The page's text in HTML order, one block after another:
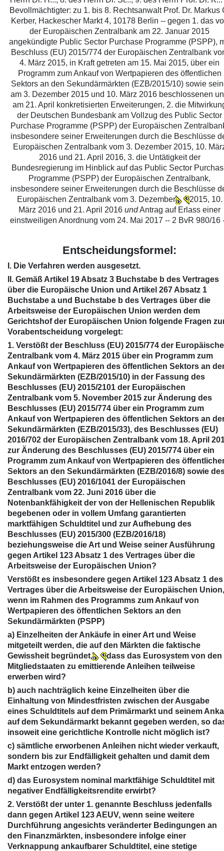
Bevollmächtigter: zu 1. bis 8. Rechtsanwalt Prof. Dr. Markus
Kerber, Hackescher Markt 4, 10178 Berlin -- gegen 1. das
der Europäischen Zentralbank am 22. Januar 2015
angekündigte Public Sector Purchase Programme (PSPP),
Beschluss (EU) 2015/774 der Europäischen Zentralbank
4. März 2015, in Kraft getreten am 15. Mai 2015, über ein
Programm zum Ankauf von Wertpapieren des öffentlichen
Sektors an den Sekundärmärkten (EZB/2015/10) sowie
am 3. Dezember 2015 und 10. März 2016 beschlossenen
am 21. April konkretisierten Erweiterungen, 2. die
der Deutschen Bundesbank am Vollzug des Public Sector
Purchase Programme (PSPP) der Europäischen
insbesondere seiner Erweiterungen durch die Beschlüsse
Europäischen Zentralbank vom 3. Dezember 2015, 10.
2016 und 21. April 2016, 3. die Untätigkeit der
Bundesregierung im Hinblick auf das Public Sector
Programme (PSPP) der Europäischen Zentralbank,
insbesondere seiner Erweiterungen durch die Beschlüsse
Europäischen Zentralbank vom 3. Dezember
2015, 10.
März 2016 und 21. April 2016 undAntrag auf Erlass einer
einstweiligen Anordnung vom 24. Mai 2017 -- 2 BvR 980/16
Entscheidungsformel:
I. Die Verfahren werden ausgesetzt.
II. Gemäß Artikel 19 Absatz 3 Buchstabe b des Vertrages
über die Europäische Union und Artikel 267 Absatz 1
Buchstabe a und Buchstabe b des Vertrages über die
Arbeitsweise der Europäischen Union werden dem
Gerichtshof der Europäischen Union folgende Fragen
Vorabentscheidung vorgelegt:
1. Verstößt der Beschluss (EU) 2015/774 der
Zentralbank vom 4. März 2015 über ein Programm zum
Ankauf von Wertpapieren des öffentlichen Sektors an
Sekundärmärkten (EZB/2015/10) in der Fassung des
Beschlusses (EU) 2015/2101 der Europäischen
Zentralbank vom 5. November 2015 zur Änderung des
Beschlusses (EU) 2015/774 über ein Programm zum
Ankauf von Wertpapieren des öffentlichen Sektors an
Sekundärmärkten (EZB/2015/33), des Beschlusses (EU)
2016/702 der Europäischen Zentralbank vom 18. April
zur Änderung des Beschlusses (EU) 2015/774 über ein
Programm zum Ankauf von Wertpapieren des
Sektors an den Sekundärmärkten (EZB/2016/8) sowie
Beschlusses (EU) 2016/1041 der Europäischen
Zentralbank vom 22. Juni 2016 über die
Notenbankfähigkeit der von der Hellenischen Republik
begebenen oder in vollem Umfang garantierten
marktfähigen Schuldtitel und zur Aufhebung des
Beschlusses (EU) 2015/300 (EZB/2016/18)
beziehungsweise die Art und Weise seiner Ausführung
gegen Artikel 123 Absatz 1 des Vertrages über die
Arbeitsweise der Europäischen Union?
Verstößt es insbesondere gegen Artikel 123 Absatz 1 des
Vertrages über die Arbeitsweise der Europäischen Union,
wenn im Rahmen des Programms zum Ankauf von
Wertpapieren des öffentlichen Sektors an den
Sekundärmärkten (PSPP)
a) Einzelheiten der Ankäufe in einer Art und Weise
mitgeteilt werden, die auf den Märkten die faktische
Gewissheit begründet,
dass das Eurosystem von den
Mitgliedstaaten zu emittierende Anleihen teilweise
erwerben wird?
b) auch nachträglich keine Einzelheiten über die
Einhaltung von Mindestfristen zwischen der Ausgabe
eines Schuldtitels auf dem Primärmarkt und seinem
auf dem Sekundärmarkt bekannt gegeben werden, so
insoweit eine gerichtliche Kontrolle nicht möglich ist?
c) sämtliche erworbenen Anleihen nicht wieder verkauft,
sondern bis zur Endfälligkeit gehalten und damit dem
Markt entzogen werden?
d) das Eurosystem nominal marktfähige Schuldtitel mit
negativer Endfälligkeitsrendite erwirbt?
2. Verstößt der unter 1. genannte Beschluss jedenfalls
dann gegen Artikel 123 AEUV, wenn seine weitere
Durchführung angesichts veränderter Bedingungen an
den Finanzmärkten, insbesondere infolge einer
Verknappung ankaufbarer Schuldtitel, eine stetige